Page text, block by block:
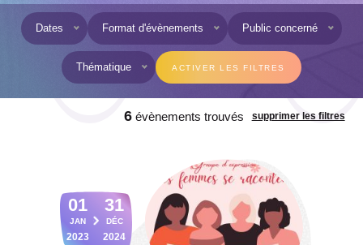
Dates
Dates Format d’évènements
Format d'évènementsPublic concernéPublic concerné
Thématique
Thématique
6 évènements trouvés supprimer les filtres
01
JAN
2023
31
DÉC
2024